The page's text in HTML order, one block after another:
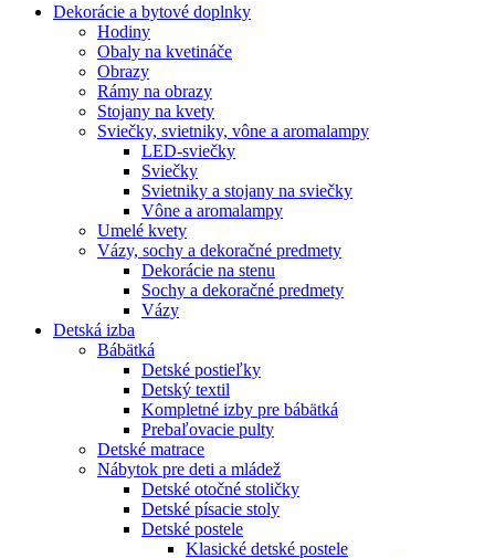
Dekorácie a bytové doplnky
Hodiny
Obaly na kvetináče
Obrazy
Rámy na obrazy
Stojany na kvety
Sviečky, svietniky, vône a aromalampy
LED-sviečky
Sviečky
Svietniky a stojany na sviečky
Vône a aromalampy
Umelé kvety
Vázy, sochy a dekoračné predmety
Dekorácie na stenu
Sochy a dekoračné predmety
Vázy
Detská izba
Bábätká
Detské postieľky
Detský textil
Kompletné izby pre bábätká
Prebaľovacie pulty
Detské matrace
Nábytok pre deti a mládež
Detské otočné stoličky
Detské písacie stoly
Detské postele
Klasické detské postele